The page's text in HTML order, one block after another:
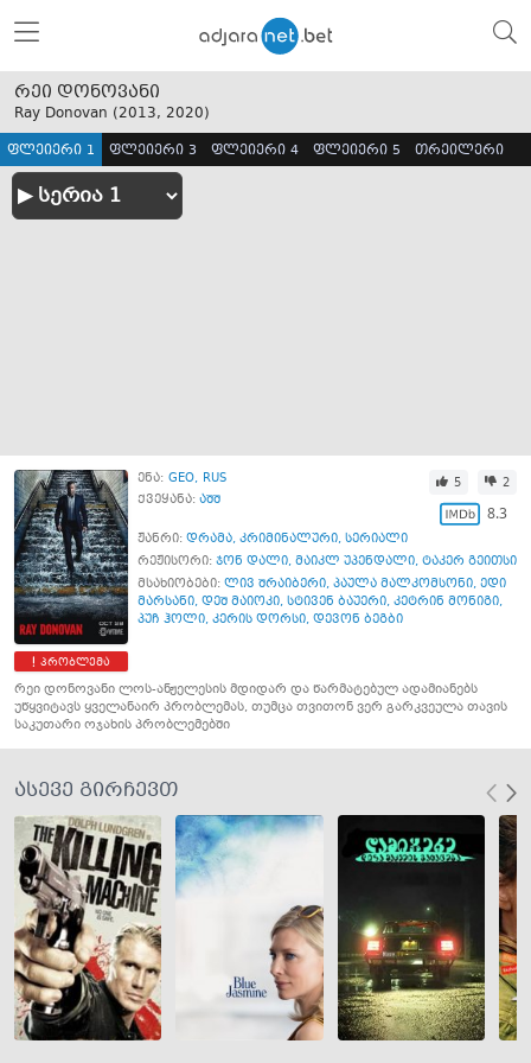
რეი დონოვანი
Ray Donovan (2013, 2020)
ფლეიერი 1 ფლეიერი 3 ფლეიერი 4 ფლეიერი 5 თრეილერი
პრობლემა
ენა: GEO RUS
ქვეყანა: აშშ
5 2
8.3
ჟანრი: დრამა, კრიმინალური, სერიალი
რეჟისორი: ჯონ დალი, მაიკლ უპენდალი, ტაკერ გეითსი
მსახიობები: ლივ შრაიბერი, პაულა მალკომსონი, ედი
მარსანი, დეშ მაიოკი, სტივენ ბაუერი, კეტრინ მონიგი,
პუჩ ჰოლი, კერის დორსი, დევონ ბეგბი
რეი დონოვანი ლოს-ანჟელესის მდიდარ და წარმატებულ ადამიანებს
უწყვიტავს ყველანაირ პრობლემას, თუმცა თვითონ ვერ გარკვეულა თავის
საკუთარი ოჯახის პრობლემებში
ასევე გირჩევთ